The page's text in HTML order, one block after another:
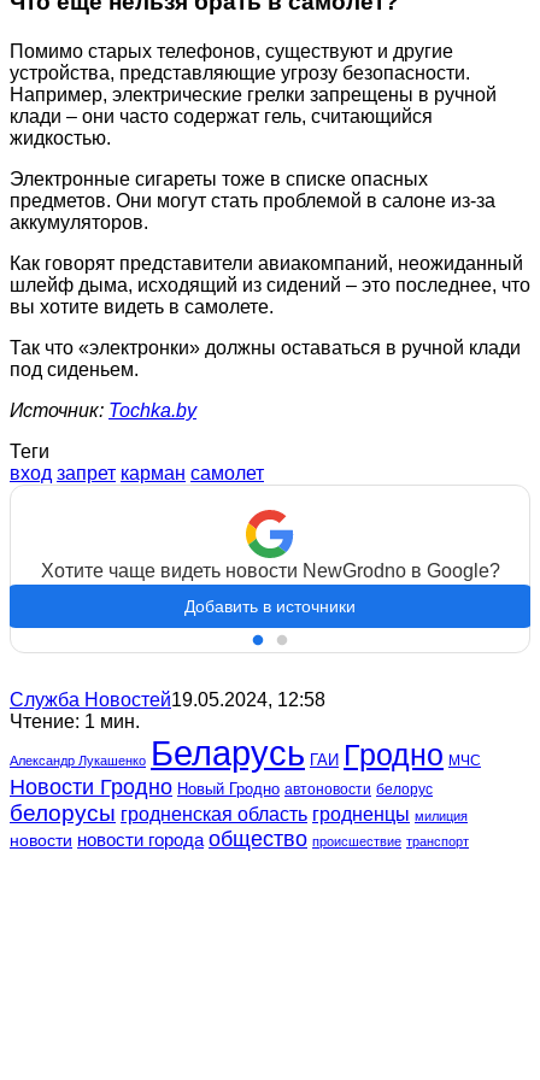
Помимо старых телефонов, существуют и другие
устройства, представляющие угрозу безопасности.
Например, электрические грелки запрещены в ручной
клади – они часто содержат гель, считающийся
жидкостью.
Электронные сигареты тоже в списке опасных
предметов. Они могут стать проблемой в салоне из-за
аккумуляторов.
Как говорят представители авиакомпаний, неожиданный
шлейф дыма, исходящий из сидений – это последнее, что
вы хотите видеть в самолете.
Так что «электронки» должны оставаться в ручной клади
под сиденьем.
Источник: Tochka.by
Теги
вход запрет карман самолет
Хотите чаще видеть новости NewGrodno в Google?
Добавить в источники
Служба Новостей19.05.2024, 12:58
Чтение: 1 мин.
Александр Лукашенко Беларусь ГАИ Гродно МЧС
Новости Гродно Новый Гродно автоновости белорус
белорусы гродненская область гродненцы милиция
новости новости города общество происшествие транспорт